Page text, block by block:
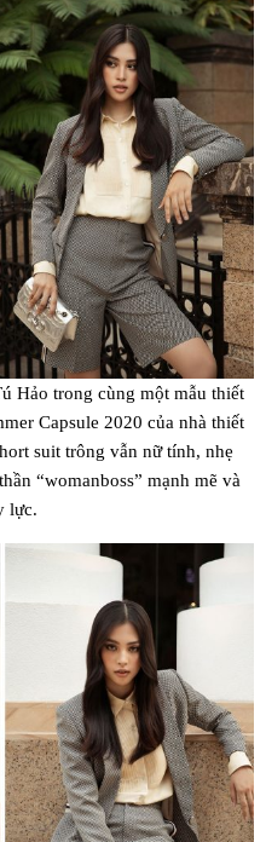
Hảo trong cùng một mẫu thiết
Capsule 2020 của nhà thiết
suit trông vẫn nữ tính, nhẹ
“womanboss” mạnh mẽ và
lực.